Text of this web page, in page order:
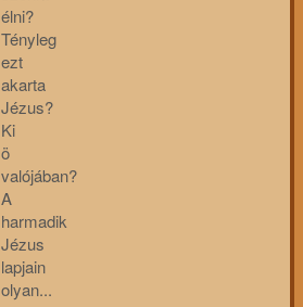
élni?
Tényleg
ezt
akarta
Jézus?
Ki
ö
valójában?
A
harmadik
Jézus
lapjain
olyan...